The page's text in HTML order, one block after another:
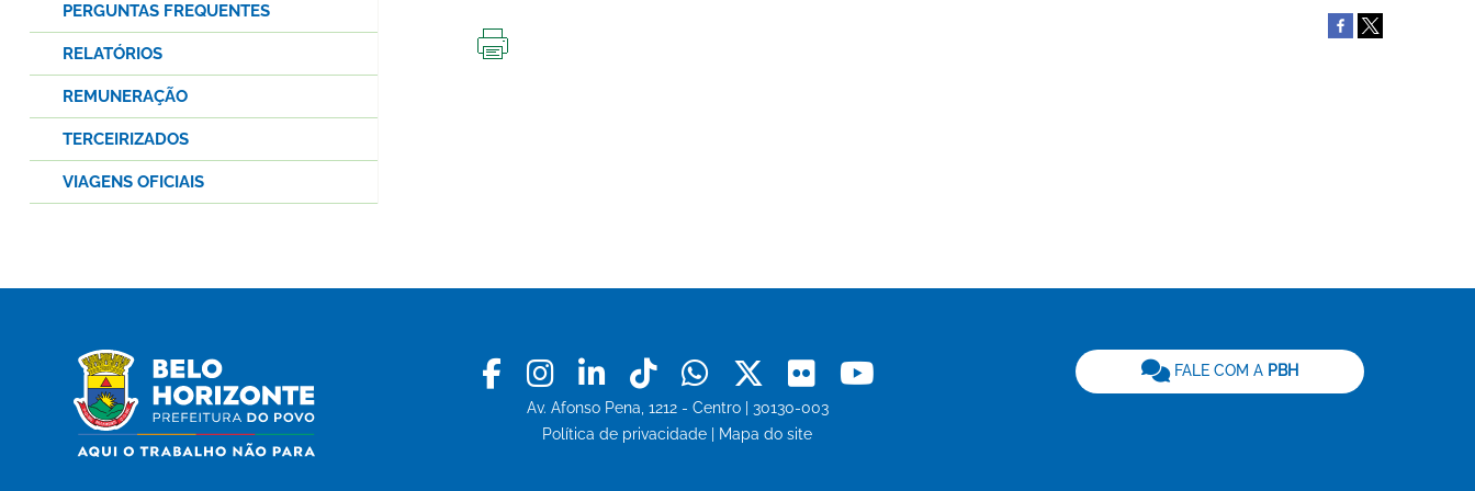
PERGUNTAS FREQUENTES
RELATÓRIOS
REMUNERAÇÃO
TERCEIRIZADOS
VIAGENS OFICIAIS
Facebook
Instagram
LinkedinTiktokWhatsapp
X Flickr
Av. Afonso Pena, 1212 - Centro | 30130-003
Política de privacidade
Mapa do site
FALE COM A PBH